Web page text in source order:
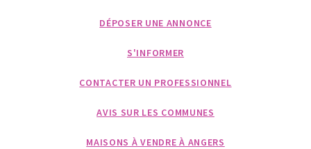
DÉPOSER UNE ANNONCE
S'INFORMER
CONTACTER UN PROFESSIONNEL
AVIS SUR LES COMMUNES
MAISONS À VENDRE À ANGERS